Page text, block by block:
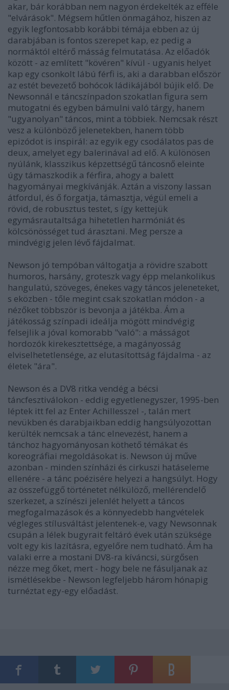
akar, bár korábban nem nagyon érdekelték az efféle
"elvárások". Mégsem hűtlen önmagához, hiszen az
egyik legfontosabb korábbi témája ebben az új
darabjában is fontos szerepet kap, ez pedig a
normáktól eltérő másság felmutatása. Az előadók
között - az említett "kövéren" kívül - ugyanis helyet
kap egy csonkolt lábú férfi is, aki a darabban először
az estét bevezető bohócok ládikájából bújik elő. De
Newsonnál e táncszínpadon szokatlan figura sem
mutogatni és egyben bámulni való tárgy, hanem
"ugyanolyan" táncos, mint a többiek. Nemcsak részt
vesz a különböző jelenetekben, hanem több
epizódot is inspirál: az egyik egy csodálatos pas de
deux, amelyet egy balerinával ad elő. A különösen
nyúlánk, klasszikus képzettségű táncosnő eleinte
úgy támaszkodik a férfira, ahogy a balett
hagyományai megkívánják. Aztán a viszony lassan
átfordul, és ő forgatja, támasztja, végül emeli a
rövid, de robusztus testet, s így kettejük
egymásrautaltsága hihetetlen harmóniát és
kölcsönösséget tud árasztani. Meg persze a
mindvégig jelen lévő fájdalmat.
Newson jó tempóban váltogatja a rövidre szabott
humoros, harsány, groteszk vagy épp melankolikus
hangulatú, szöveges, énekes vagy táncos jeleneteket,
s eközben - tőle megint csak szokatlan módon - a
nézőket többször is bevonja a játékba. Ám a
játékosság színpadi ideálja mögött mindvégig
felsejlik a jóval komorabb "való": a másságot
hordozók kirekesztettsége, a magányosság
elviselhetetlensége, az elutasítottság fájdalma - az
életek "ára".
Newson és a DV8 ritka vendég a bécsi
táncfesztiválokon - eddig egyetlenegyszer, 1995-ben
léptek itt fel az Enter Achillesszel -, talán mert
nevükben és darabjaikban eddig hangsúlyozottan
kerülték nemcsak a tánc elnevezést, hanem a
tánchoz hagyományosan köthető témákat és
koreográfiai megoldásokat is. Newson új műve
azonban - minden színházi és cirkuszi hatáseleme
ellenére - a tánc poézisére helyezi a hangsúlyt. Hogy
az összefüggő történetet nélkülöző, mellérendelő
szerkezet, a színészi jelenlét helyett a táncos
megfogalmazások és a könnyedebb hangvételek
végleges stílusváltást jelentenek-e, vagy Newsonnak
csupán a lélek bugyrait feltáró évek után szüksége
volt egy kis lazításra, egyelőre nem tudható. Ám ha
valaki erre a mostani DV8-ra kíváncsi, sürgősen
nézze meg őket, mert - hogy bele ne fásuljanak az
ismétlésekbe - Newson legfeljebb három hónapig
turnéztat egy-egy előadást.